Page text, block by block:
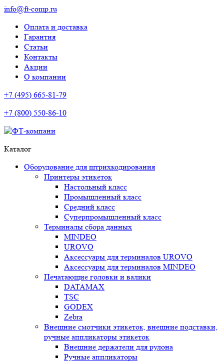
info@ft-comp.ru
Оплата и доставка
Гарантия
Статьи
Контакты
Акции
О компании
+7 (495) 665-81-79
+7 (800) 550-86-10
Каталог
Оборудование для штрихкодирования
Принтеры этикеток
Настольный класс
Промышленный класс
Средний класс
Суперпромышленный класс
Терминалы сбора данных
MINDEO
UROVO
Аксессуары для терминалов UROVO
Аксессуары для терминалов MINDEO
Печатающие головки и валики
DATAMAX
TSC
GODEX
Zebra
Внешние смотчики этикеток, внешние подставки,
ручные аппликаторы этикеток
Внешние держатели для рулона
Ручные аппликаторы